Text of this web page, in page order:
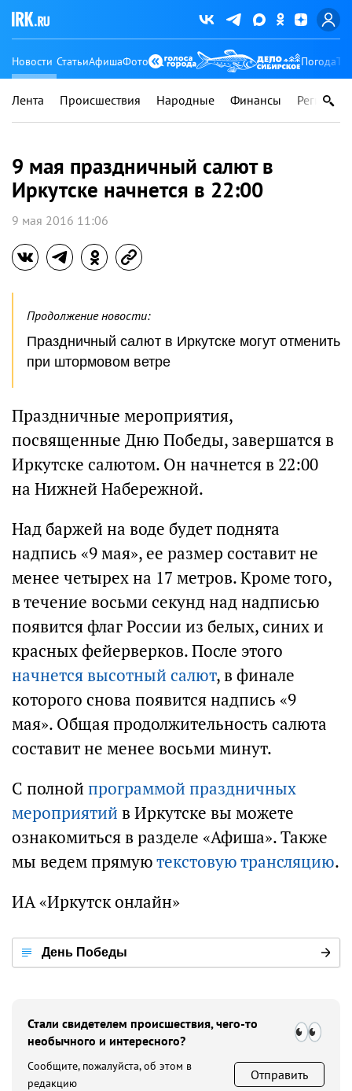
Новости СтатьиАфишаФото Погода
Лента Происшествия Народные Финансы Регионы
9 мая праздничный салют в
Иркутске начнется в 22:00
9 мая 2016 11:06
Продолжение новости:
Праздничный салют в Иркутске могут отменить
при штормовом ветре
Праздничные мероприятия,
посвященные Дню Победы, завершатся в
Иркутске салютом. Он начнется в 22:00
на Нижней Набережной.
Над баржей на воде будет поднята
надпись «9 мая», ее размер составит не
менее четырех на 17 метров. Кроме того,
в течение восьми секунд над надписью
появится флаг России из белых, синих и
красных фейерверков. После этого
начнется высотный салют, в финале
которого снова появится надпись «9
мая». Общая продолжительность салюта
составит не менее восьми минут.
С полной программой праздничных
мероприятий в Иркутске вы можете
ознакомиться в разделе «Афиша». Также
мы ведем прямуютекстовую трансляцию.
ИА «Иркутск онлайн»
День Победы
Стали свидетелем происшествия, чего-то
необычного и интересного?
Сообщите, пожалуйста, об этом в
редакцию
Отправить